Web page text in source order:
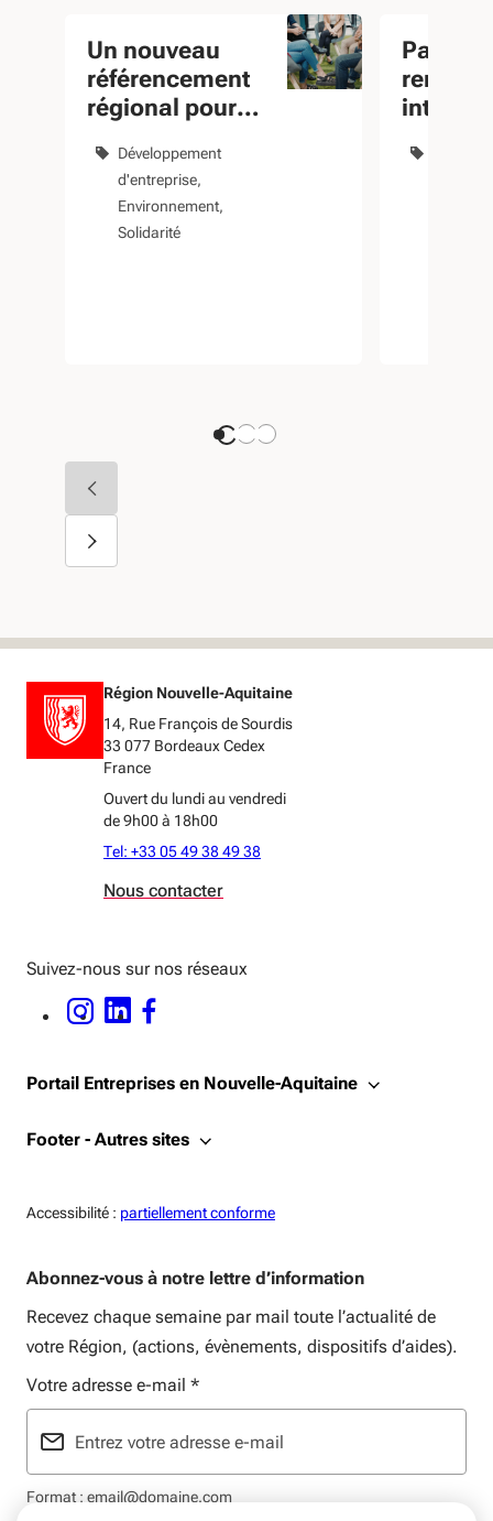
Un nouveau
référencement
régional pour
démarches RSE
Développement
d'entreprise
Environnement
Solidarité
Plastic
Région Nouvelle-Aquitaine
14, Rue François de Sourdis
33 077 Bordeaux Cedex
France
Ouvert du lundi au vendredi
de 9h00 à 18h00
Tel: +33 05 49 38 49 38
Nous contacter
Suivez-nous sur nos réseaux
INSTAGRAM - OUVERTURE DANS UNE NOUVELLE FENÊTRE
LINKEDIN - OUVERTURE DANS UNE NOUVELLE FENÊTRE
FACEBOOK - OUVERTURE DANS UNE NOUVELLE FENÊTRE
Portail Entreprises en Nouvelle-Aquitaine
Footer - Autres sites
Accessibilité : Accessiblité:
partiellement conforme
Abonnez-vous à notre lettre d’information
Recevez chaque semaine par mail toute l’actualité de
votre Région, (actions, évènements, dispositifs d’aides).
Votre adresse e-mail *
Format : email@domaine.com